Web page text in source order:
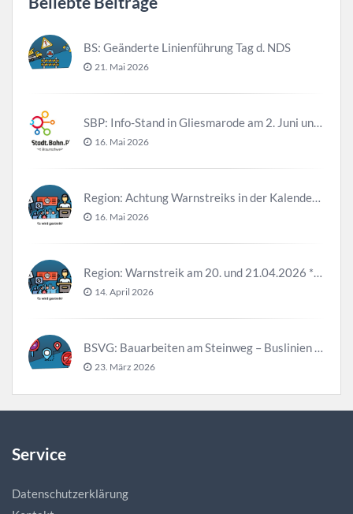
BS: Geänderte Linienführung Tag d. NDS
21. Mai 2026
SBP: Info-Stand in Gliesmarode am 2. Juni und 23. Juni
16. Mai 2026
Region: Achtung Warnstreiks in der Kalenderwoche 21
16. Mai 2026
Region: Warnstreik am 20. und 21.04.2026 *Update*
14. April 2026
BSVG: Bauarbeiten am Steinweg – Buslinien halten verändert
23. März 2026
Service
Datenschutzerklärung